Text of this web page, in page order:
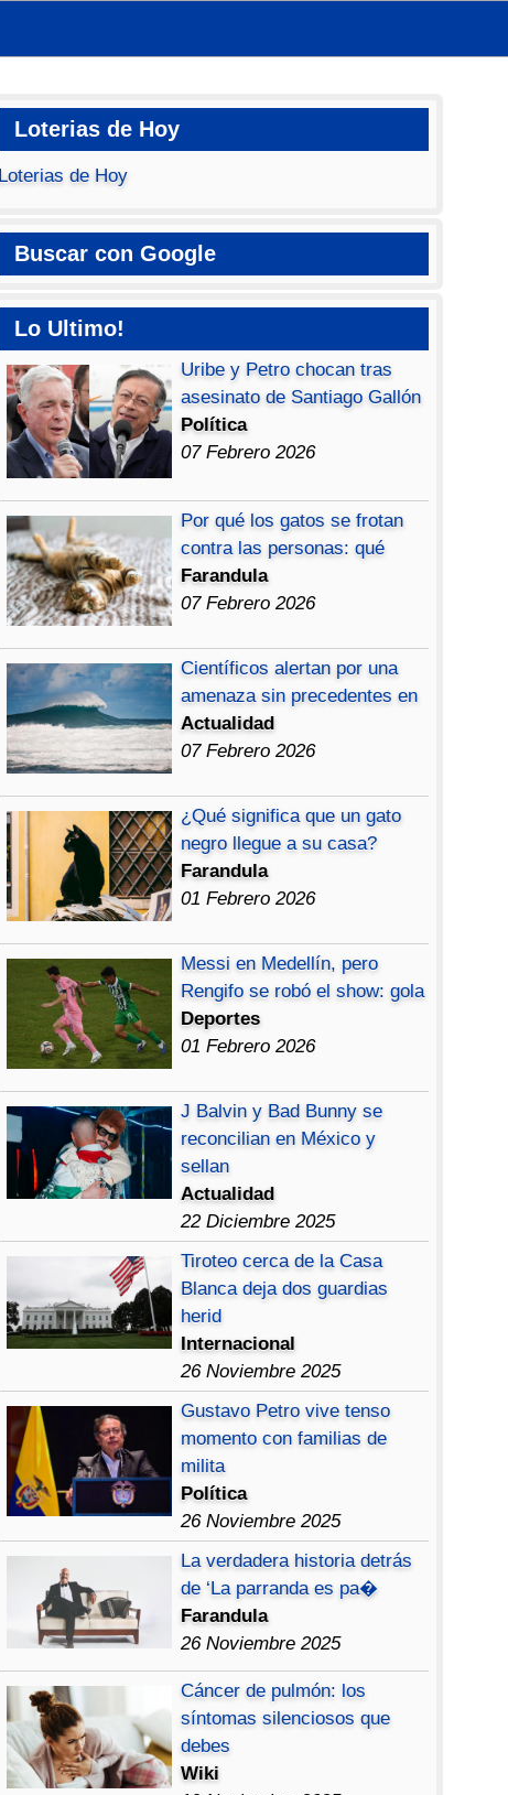
Loterias de Hoy
Loterias de Hoy
Buscar con Google
Lo Ultimo!
Uribe y Petro chocan tras
asesinato de Santiago Gallón
Política
07 Febrero 2026
Por qué los gatos se frotan
contra las personas: qué
Farandula
07 Febrero 2026
Científicos alertan por una
amenaza sin precedentes en
Actualidad
07 Febrero 2026
¿Qué significa que un gato
negro llegue a su casa?
Farandula
01 Febrero 2026
Messi en Medellín, pero
Rengifo se robó el show: gola
Deportes
01 Febrero 2026
J Balvin y Bad Bunny se
reconcilian en México y
sellan
Actualidad
22 Diciembre 2025
Tiroteo cerca de la Casa
Blanca deja dos guardias
herid
Internacional
26 Noviembre 2025
Gustavo Petro vive tenso
momento con familias de
milita
Política
26 Noviembre 2025
La verdadera historia detrás
de ‘La parranda es pa�
Farandula
26 Noviembre 2025
Cáncer de pulmón: los
síntomas silenciosos que
debes
Wiki